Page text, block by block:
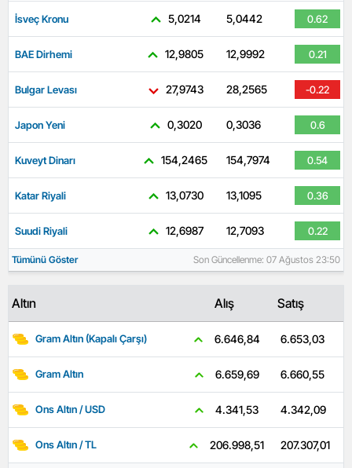
İsveç Kronu 5,0214 5,0442 0.62
BAE Dirhemi 12,9805 12,9992 0.21
Bulgar Levası 27,9743 28,2565 -0.22
Japon Yeni 0,3020 0,3036 0.6
Kuveyt Dinarı 154,2465 154,7974 0.54
Katar Riyali 13,0730 13,1095 0.36
Suudi Riyali 12,6987 12,7093 0.22
Tümünü Göster Son Güncellenme: 07 Ağustos 23:50
Altın Alış Satış
Gram Altın (Kapalı Çarşı) 6.646,84 6.653,03
Gram Altın 6.659,69 6.660,55
Ons Altın / USD 4.341,53 4.342,09
Ons Altın / TL 206.998,51 207.307,01